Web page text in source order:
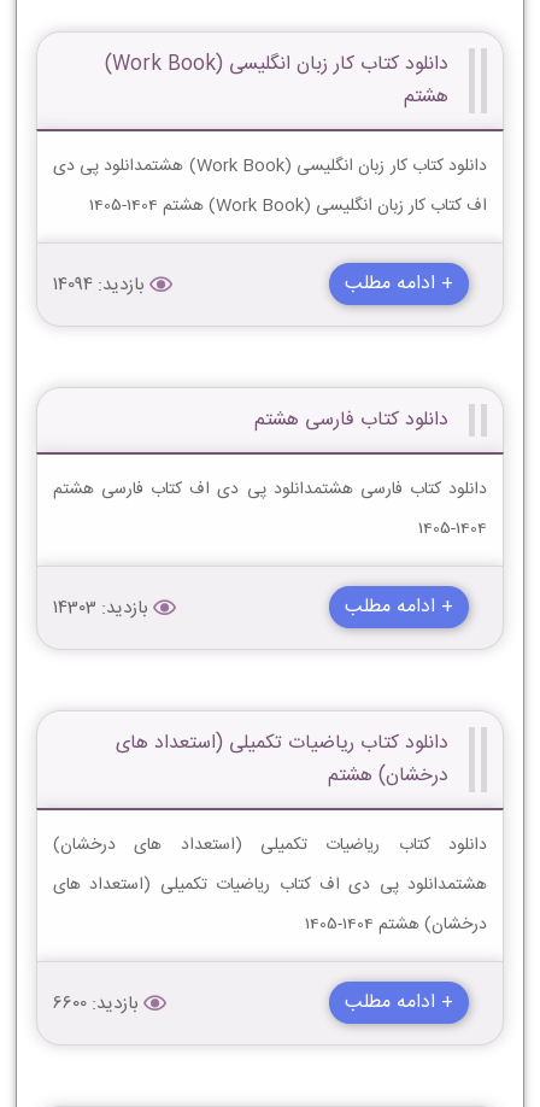
دانلود کتاب کار زبان انگلیسی (Work Book)
هشتم
دانلود کتاب کار زبان انگلیسی (Work Book) هشتمدانلود پی دی
اف کتاب کار زبان انگلیسی (Work Book) هشتم 1404-1405
+ ادامه مطلب بازدید: 14094
دانلود کتاب فارسی هشتم
دانلود کتاب فارسی هشتمدانلود پی دی اف کتاب فارسی هشتم
1404-1405
+ ادامه مطلب بازدید: 14303
دانلود کتاب ریاضیات تکمیلی (استعداد های
درخشان) هشتم
دانلود کتاب ریاضیات تکمیلی (استعداد های درخشان)
هشتمدانلود پی دی اف کتاب ریاضیات تکمیلی (استعداد های
درخشان) هشتم 1404-1405
+ ادامه مطلب بازدید: 6600